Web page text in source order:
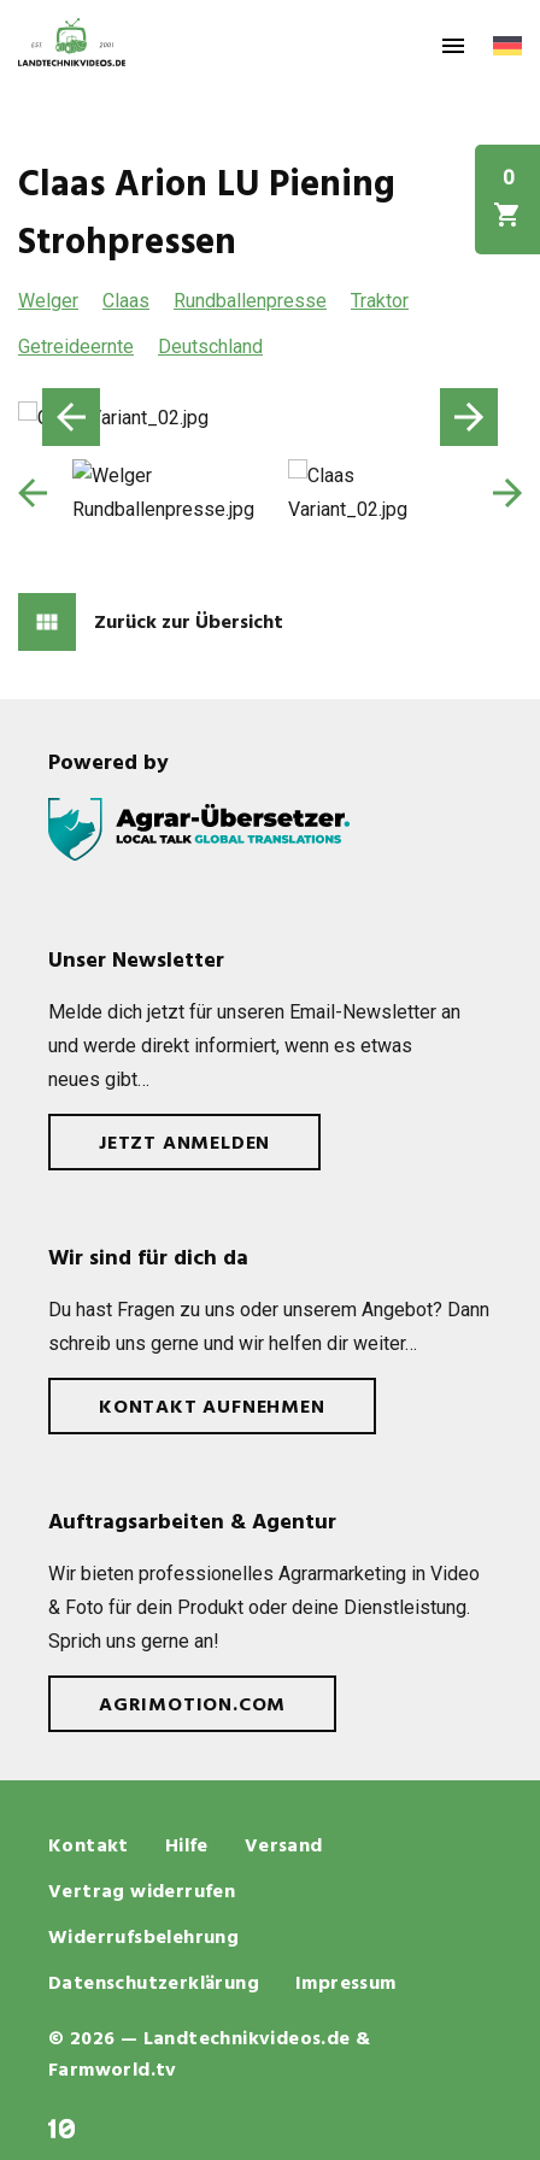
0
Claas Arion LU Piening
Strohpressen
Welger Claas Rundballenpresse
Traktor
Getreideernte
Deutschland
Zurück zur Übersicht
Powered by
Unser Newsletter
Melde dich jetzt für unse­ren Email-News­let­ter an
und werde direkt infor­miert, wenn es etwas
neues gibt…
JETZT ANMELDEN
Wir sind für dich da
Du hast Fra­gen zu uns oder unse­rem Ange­bot? Dann
schreib uns gerne und wir hel­fen dir weiter…
KONTAKT AUFNEHMEN
Auftragsarbeiten & Agentur
Wir bie­ten pro­fes­sio­nel­les Agrar­mar­ke­ting in Video
& Foto für dein Pro­dukt oder deine Dienst­leis­tung.
Sprich uns gerne an!
AGRIMOTION.COM
© 2026 — Landtechnikvideos.de &
Farmworld.tv
Kontakt Hilfe
Versand
Vertrag widerrufen
Widerrufsbelehrung
Datenschutzerklärung
Impressum